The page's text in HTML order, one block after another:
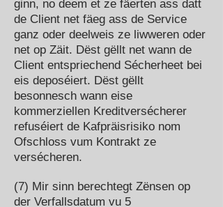
ginn, no deem et ze fäerten ass datt
de Client net fäeg ass de Service
ganz oder deelweis ze liwweren oder
net op Zäit. Dëst gëllt net wann de
Client entspriechend Sécherheet bei
eis deposéiert. Dëst gëllt
besonnesch wann eise
kommerziellen Kreditversécherer
refuséiert de Kafpräisrisiko nom
Ofschloss vum Kontrakt ze
versécheren.
(7) Mir sinn berechtegt Zënsen op
der Verfallsdatum vu 5